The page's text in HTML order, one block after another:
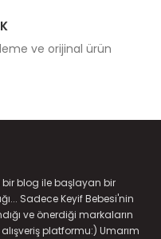
ve orijinal ürün
blog ile başlayan bir
Sadece Keyif Bebesi'nin
ve önerdiği markaların
platformu:) Umarım